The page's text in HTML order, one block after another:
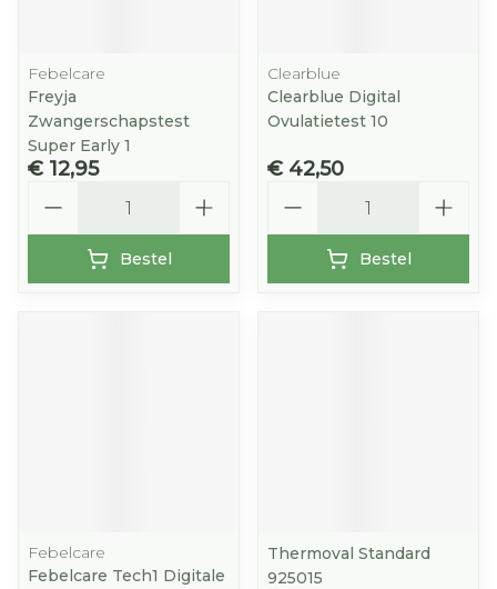
Febelcare
Freyja
Zwangerschapstest
Super Early 1
€ 12,95
Bestel
Clearblue
Clearblue Digital
Ovulatietest 10
€ 42,50
Bestel
Febelcare
Febelcare Tech1 Digitale
Thermoval Standard
925015